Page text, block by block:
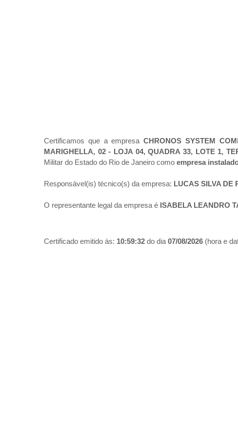
Certificamos que a empresaCHRONOS SYSTEM
MARIGHELLA, 02 - LOJA 04, QUADRA 33, LOTE 1,
Militar do Estado do Rio de Janeiro como empresa
Responsável(is) técnico(s) da empresa: LUCAS SILVA DE
O representante legal da empresa é ISABELA LEANDRO
Certificado emitido às: 10:59:32 do dia 07/08/2026 (hora e